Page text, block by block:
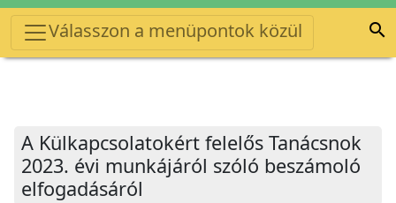
Válasszon a menüpontok közül 
A Külkapcsolatokért felelős Tanácsnok
2023. évi munkájáról szóló beszámoló
elfogadásáról